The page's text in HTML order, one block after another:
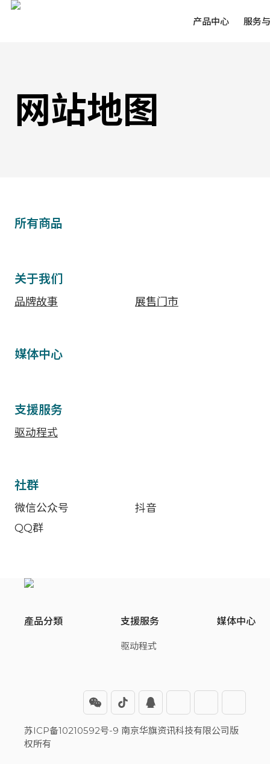
产品中心 服务
网站地图
所有商品
关于我们
品牌故事 展售门市
媒体中心
支援服务
驱动程式
社群
微信公众号
抖音
QQ群
產品分類 支援服务
驱动程式
媒体中心
苏ICP备10210592号-9 南京华旗资讯科技有限公司版
权所有